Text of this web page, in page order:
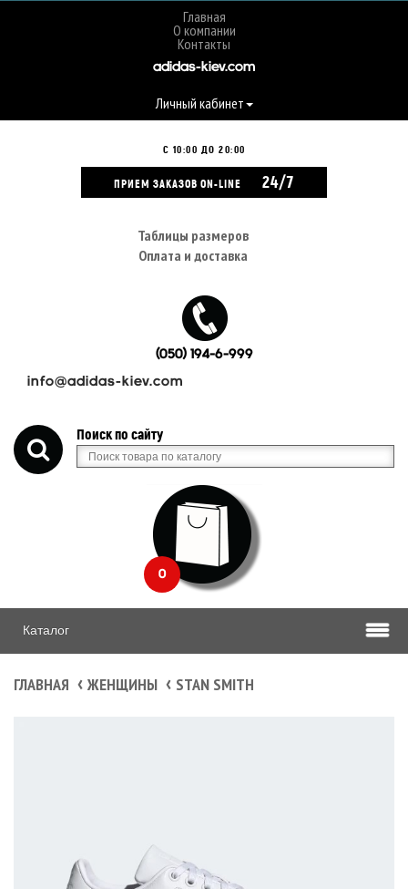
Главная
О компании
Контакты
adidas-kiev.com
Личный кабинет
С 10:00 ДО 20:00
ПРИЕМ ЗАКАЗОВ ON-LINE 24/7
Таблицы размеров
Оплата и доставка
(050) 194-6-999
info@adidas-kiev.com
Поиск по сайту
0
Каталог
ГЛАВНАЯ ЖЕНЩИНЫ STAN SMITH